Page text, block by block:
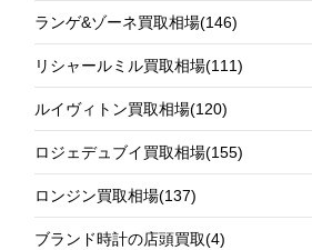
ランゲ&ゾーネ買取相場(146)
リシャールミル買取相場(111)
ルイヴィトン買取相場(120)
ロジェデュブイ買取相場(155)
ロンジン買取相場(137)
ブランド時計の店頭買取(4)